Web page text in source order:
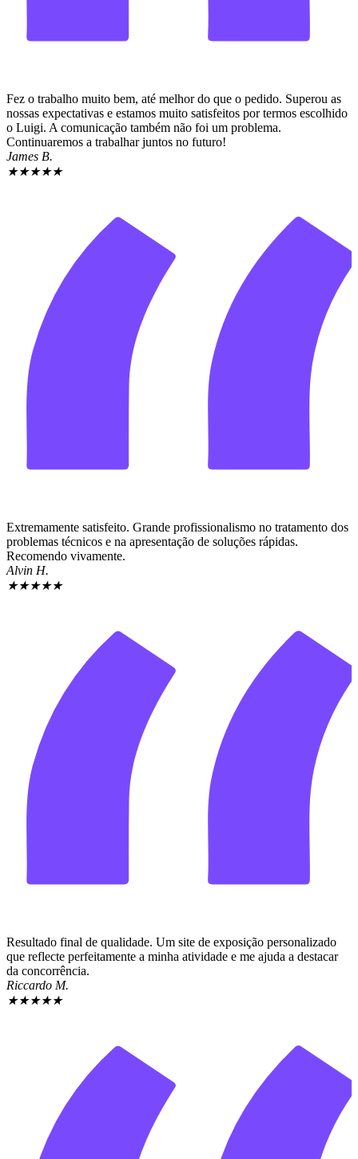
Fez o trabalho muito bem, até melhor do que o pedido. Superou as
nossas expectativas e estamos muito satisfeitos por termos escolhido
o Luigi. A comunicação também não foi um problema.
Continuaremos a trabalhar juntos no futuro!
James B.
★★★★★
Extremamente satisfeito. Grande profissionalismo no tratamento dos
problemas técnicos e na apresentação de soluções rápidas.
Recomendo vivamente.
Alvin H.
★★★★★
Resultado final de qualidade. Um site de exposição personalizado
que reflecte perfeitamente a minha atividade e me ajuda a destacar
da concorrência.
Riccardo M.
★★★★★